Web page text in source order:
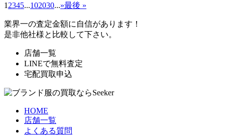
1 2345...102030...»最後 »
業界一の査定金額に自信があります！
是非他社様と比較して下さい。
店舗一覧
LINEで無料査定
宅配買取申込
HOME
店舗一覧
よくある質問